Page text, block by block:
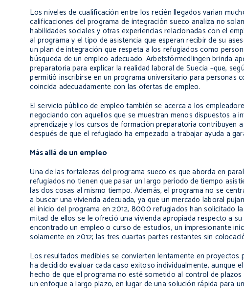
Los niveles de cualificación entre los recién llegados varían
calificaciones del programa de integración sueco analiza no
habilidades sociales y otras experiencias relacionadas con el
al programa y el tipo de asistencia que esperan recibir de su
un plan de integración que respeta a los refugiados como
búsqueda de un empleo adecuado. Arbetsförmedlingen brinda
preparatoria para explicar la realidad laboral de Suecia –que,
permitió inscribirse en un programa universitario para personas
coincida adecuadamente con las ofertas de empleo.
El servicio público de empleo también se acerca a los
negociando con aquellos que se muestran menos dispuestos a
aprendizaje y los cursos de formación preparatoria contribuyen
después de que el refugiado ha empezado a trabajar ayuda a
Más allá de un empleo
Una de las fortalezas del programa sueco es que aborda en
refugiados no tienen que pasar un largo período de tiempo
las dos cosas al mismo tiempo. Además, el programa no se
a buscar una vivienda adecuada, ya que un mercado laboral
el inicio del programa en 2012, 8000 refugiados han solicitado
mitad de ellos se le ofreció una vivienda apropiada respecto a
encontrado un empleo o curso de estudios, un impresionante
solamente en 2012; las tres cuartas partes restantes sin
Los resultados medibles se convierten lentamente en
ha decidido evaluar cada caso exitoso individualmente, aunque
hecho de que el programa no esté sometido al control de
un enfoque a largo plazo, en lugar de una solución rápida para